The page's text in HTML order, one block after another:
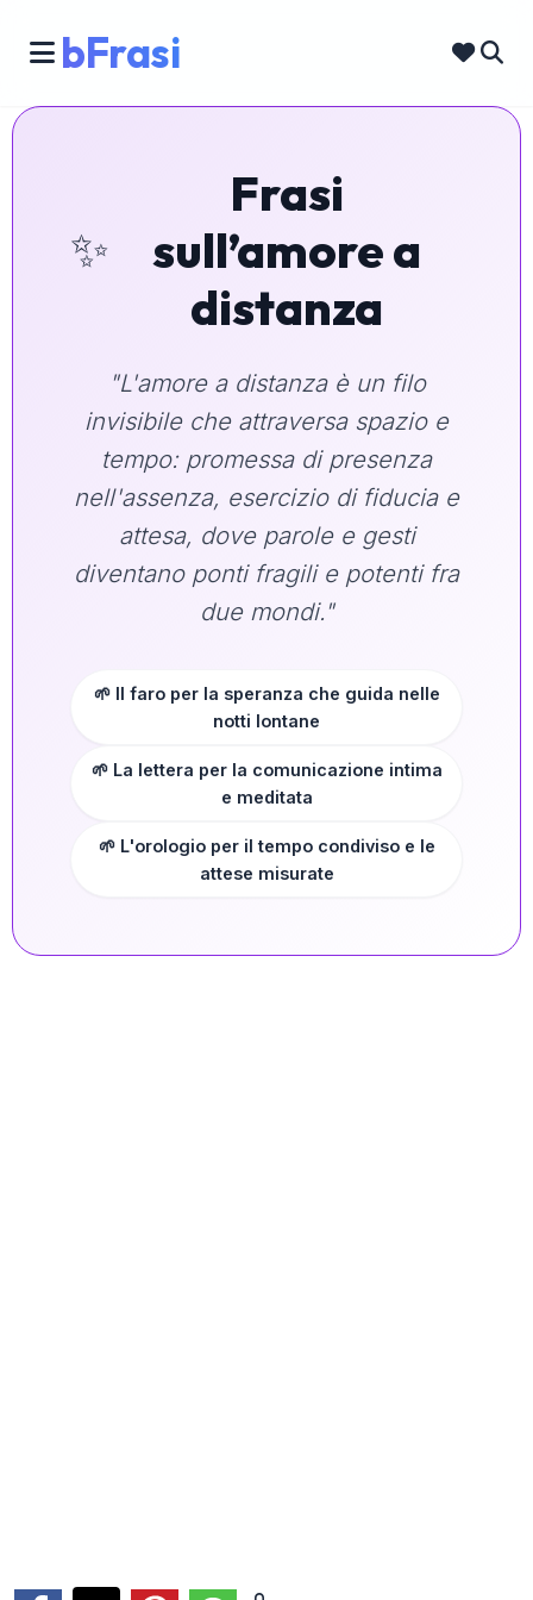
bFrasi
✨
Frasi
sull’amore a
distanza
"L'amore a distanza è un filo
invisibile che attraversa spazio e
tempo: promessa di presenza
nell'assenza, esercizio di fiducia e
attesa, dove parole e gesti
diventano ponti fragili e potenti fra
due mondi."
🌱 Il faro per la speranza che guida nelle
notti lontane
🌱 La lettera per la comunicazione intima
e meditata
🌱 L'orologio per il tempo condiviso e le
attese misurate